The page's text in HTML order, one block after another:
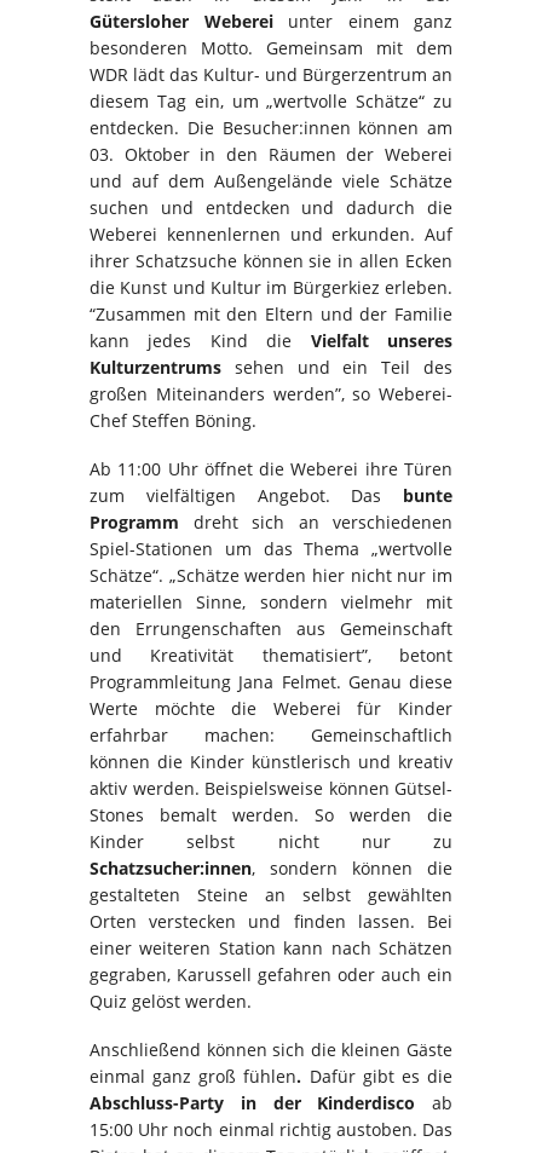
Gütersloher Webereiunter einem ganz
besonderen Motto. Gemeinsam mit dem
WDR lädt das Kultur- und Bürgerzentrum an
diesem Tag ein, um „wertvolle Schätze“ zu
entdecken. Die Besucher:innen können am
03. Oktober in den Räumen der Weberei
und auf dem Außengelände viele Schätze
suchen und entdecken und dadurch die
Weberei kennenlernen und erkunden. Auf
ihrer Schatzsuche können sie in allen Ecken
die Kunst und Kultur im Bürgerkiez erleben.
“Zusammen mit den Eltern und der Familie
kann jedes Kind die Vielfalt unseres
Kulturzentrums sehen und ein Teil des
großen Miteinanders werden”, so Weberei-
Chef Steffen Böning.
Ab 11:00 Uhr öffnet die Weberei ihre Türen
zum vielfältigen Angebot. Das bunte
Programm dreht sich an verschiedenen
Spiel-Stationen um das Thema „wertvolle
Schätze“. „Schätze werden hier nicht nur im
materiellen Sinne, sondern vielmehr mit
den Errungenschaften aus Gemeinschaft
und Kreativität thematisiert”, betont
Programmleitung Jana Felmet. Genau diese
Werte möchte die Weberei für Kinder
erfahrbar machen: Gemeinschaftlich
können die Kinder künstlerisch und kreativ
aktiv werden. Beispielsweise können Gütsel-
Stones bemalt werden. So werden die
Kinder selbst nicht nur zu
Schatzsucher:innen, sondern können die
gestalteten Steine an selbst gewählten
Orten verstecken und finden lassen. Bei
einer weiteren Station kann nach Schätzen
gegraben, Karussell gefahren oder auch ein
Quiz gelöst werden.
Anschließend können sich die kleinen Gäste
einmal ganz groß fühlen. Dafür gibt es die
Abschluss-Party in der Kinderdisco ab
15:00 Uhr noch einmal richtig austoben. Das